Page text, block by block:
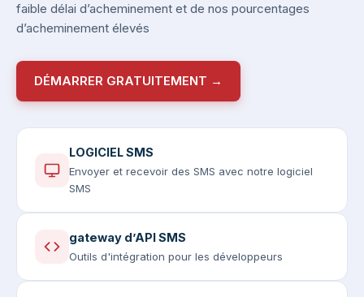
faible délai d’acheminement et de nos pourcentages
d’acheminement élevés
DÉMARRER GRATUITEMENT →
LOGICIEL SMS
Envoyer et recevoir des SMS avec notre logiciel
SMS
gateway d’API SMS
Outils d'intégration pour les développeurs